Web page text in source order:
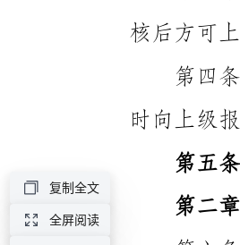
复制全文
全屏阅读